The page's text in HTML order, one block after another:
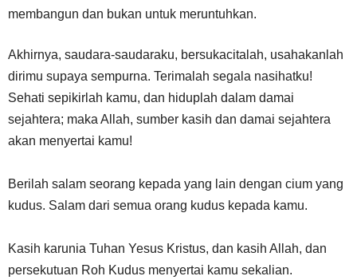
membangun dan bukan untuk meruntuhkan.
Akhirnya, saudara-saudaraku, bersukacitalah, usahakanlah
dirimu supaya sempurna. Terimalah segala nasihatku!
Sehati sepikirlah kamu, dan hiduplah dalam damai
sejahtera; maka Allah, sumber kasih dan damai sejahtera
akan menyertai kamu!
Berilah salam seorang kepada yang lain dengan cium yang
kudus. Salam dari semua orang kudus kepada kamu.
Kasih karunia Tuhan Yesus Kristus, dan kasih Allah, dan
persekutuan Roh Kudus menyertai kamu sekalian.